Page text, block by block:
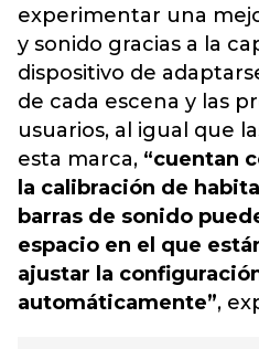
experimentar una
y sonido gracias a la
dispositivo de
de cada escena y las
usuarios, al igual que
esta marca, “cuentan
la calibración de
barras de sonido
espacio en el que
ajustar la
automáticamente”,